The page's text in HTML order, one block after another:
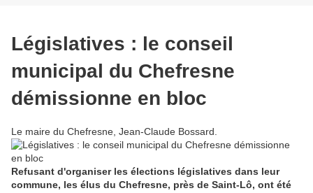
Législatives : le conseil
municipal du Chefresne
démissionne en bloc
Le maire du Chefresne, Jean-Claude Bossard.
Refusant d'organiser les élections législatives dans leur
commune, les élus du Chefresne, près de Saint-Lô, ont été